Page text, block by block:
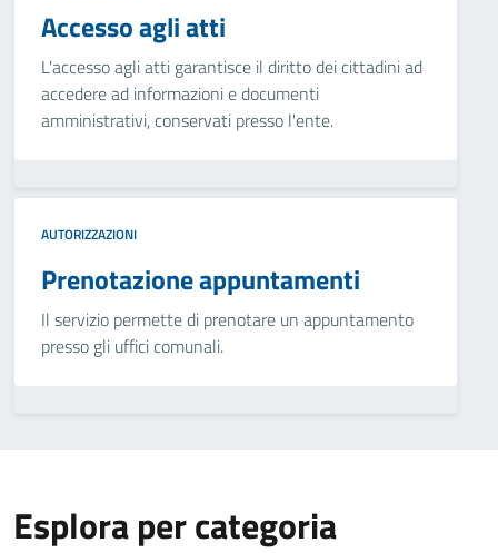
Accesso agli atti
L'accesso agli atti garantisce il diritto dei cittadini ad
accedere ad informazioni e documenti
amministrativi, conservati presso l'ente.
AUTORIZZAZIONI
Prenotazione appuntamenti
Il servizio permette di prenotare un appuntamento
presso gli uffici comunali.
Esplora per categoria